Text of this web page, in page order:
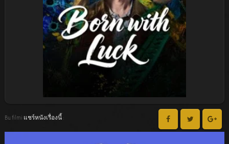
Bu filmi แชร์หนังเรื่องนี้ :